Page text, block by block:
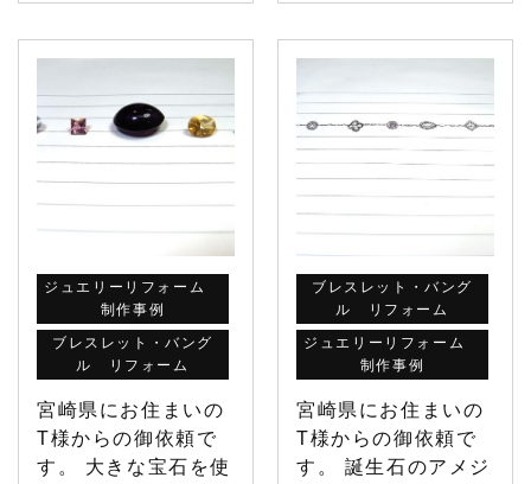
ジュエリーリフォーム
制作事例
ブレスレット・バング
ル リフォーム
宮崎県にお住まいの
T様からの御依頼で
す。 大きな宝石を使
ブレスレット・バング
ル リフォーム
ジュエリーリフォーム
制作事例
宮崎県にお住まいの
T様からの御依頼で
す。 誕生石のアメジ